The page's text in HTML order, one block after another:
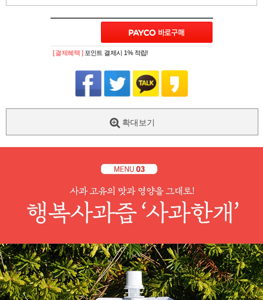
[ 결제혜택 ] 포인트 결제시 1% 적립!
확대보기